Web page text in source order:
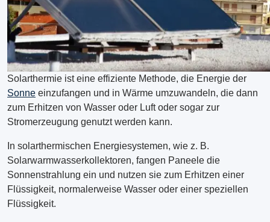
Solarthermie ist eine effiziente Methode, die Energie der
Sonne einzufangen und in Wärme umzuwandeln, die dann
zum Erhitzen von Wasser oder Luft oder sogar zur
Stromerzeugung genutzt werden kann.
In solarthermischen Energiesystemen, wie z. B.
Solarwarmwasserkollektoren, fangen Paneele die
Sonnenstrahlung ein und nutzen sie zum Erhitzen einer
Flüssigkeit, normalerweise Wasser oder einer speziellen
Flüssigkeit.